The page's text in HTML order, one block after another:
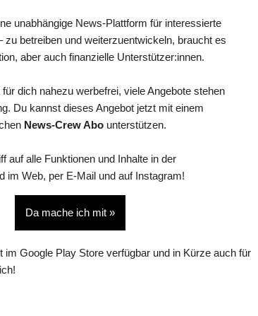
unabhängige News-Plattform für interessierte
zu betreiben und weiterzuentwickeln, braucht es
aber auch finanzielle Unterstützer:innen.
dich nahezu werbefrei, viele Angebote stehen
Du kannst dieses Angebot jetzt mit einem
News-Crew Abo unterstützen.
auf alle Funktionen und Inhalte in der
im Web, per E-Mail und auf Instagram!
Da mache ich mit »
im Google Play Store verfügbar und in Kürze auch für